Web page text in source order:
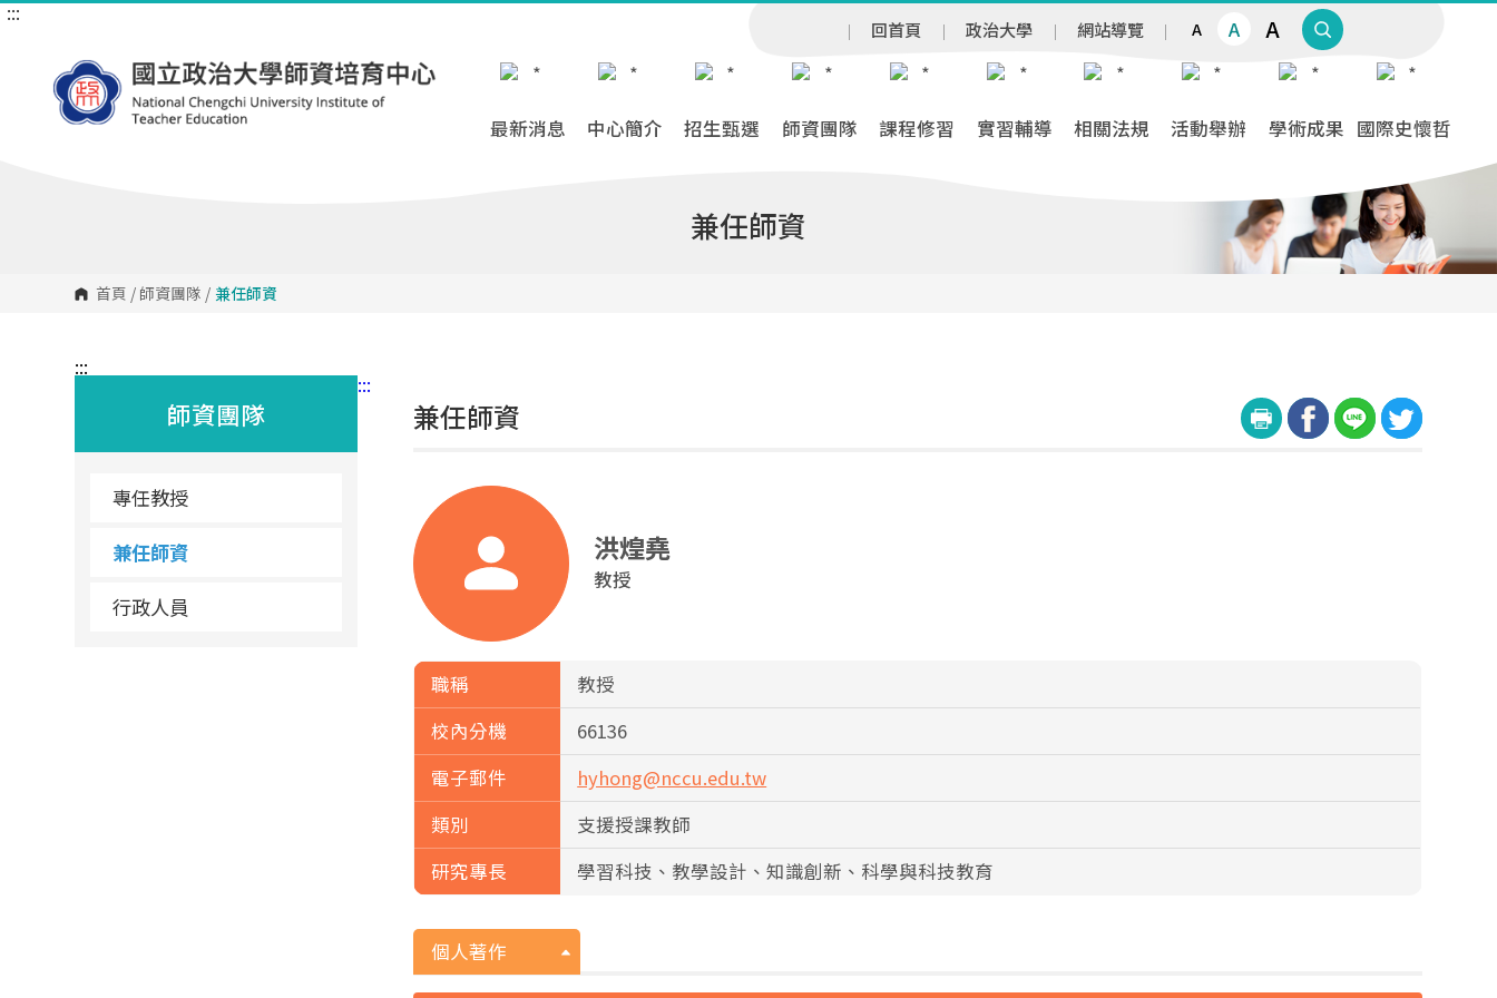
跳
:::
回首頁 政治大學 網站導覽 A A A
最新消息 中心簡介 招生甄選 師資團隊 課程修習 實習輔導 相關法規 活動舉辦 學術成果 國際史懷哲
兼任師資
首頁 / 師資團隊 / 兼任師資
:::
師資團隊
專任教授
兼任師資
行政人員
:::
兼任師資
洪煌堯
教授
職稱
教授
校內分機
66136
電子郵件
hyhong@nccu.edu.tw
類別
支援授課教師
研究專長
學習科技、教學設計、知識創新、科學與科技教育
個人著作